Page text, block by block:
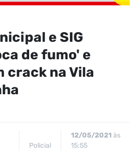
e SIG
de fumo' e
crack na Vila
Policial
12/05/2021 às
15:55